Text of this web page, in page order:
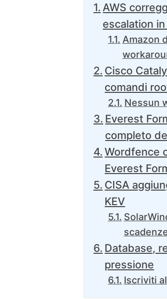
AWS
escalation
Amazon
Cisco
comandi
Nessun
Everest
completo
Wordfence
Everest
CISA
KEV
Database,
pressione
Iscriviti